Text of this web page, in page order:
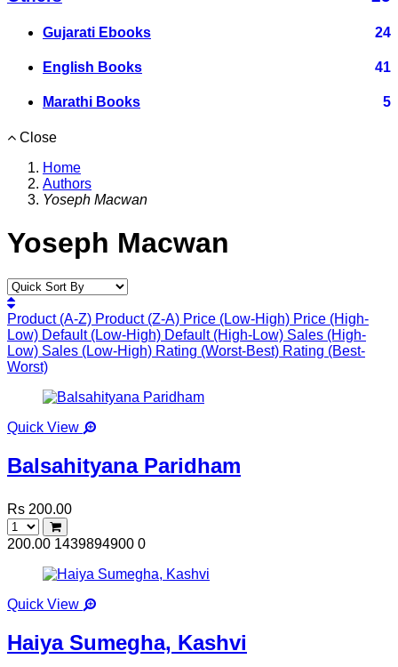
Gujarati Ebooks 24
English Books 41
Marathi Books 5
Close
Home
Authors
Yoseph Macwan
Yoseph Macwan
Product (A-Z) Product (Z-A) Price (Low-High) Price (High-
Low) Default (Low-High) Default (High-Low) Sales (High-
Low) Sales (Low-High) Rating (Worst-Best) Rating (Best-
Worst)
Quick View
Balsahityana Paridham
Rs 200.00
200.00 1439894900 0
Quick View
Haiya Sumegha, Kashvi